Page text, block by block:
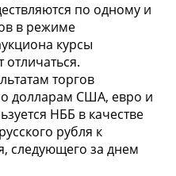
по одному и
в режиме
курсы
торгов
долларам США, евро и
НББ в качестве
рубля к
следующего за днем